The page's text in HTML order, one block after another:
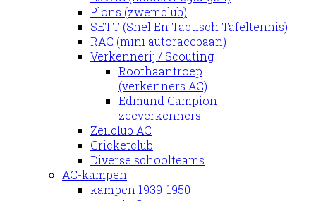
Plons (zwemclub)
SETT (Snel En Tactisch Tafeltennis)
RAC (mini autoracebaan)
Verkennerij / Scouting
Roothaantroep
(verkenners AC)
Edmund Campion
zeeverkenners
Zeilclub AC
Cricketclub
Diverse schoolteams
AC-kampen
kampen 1939-1950